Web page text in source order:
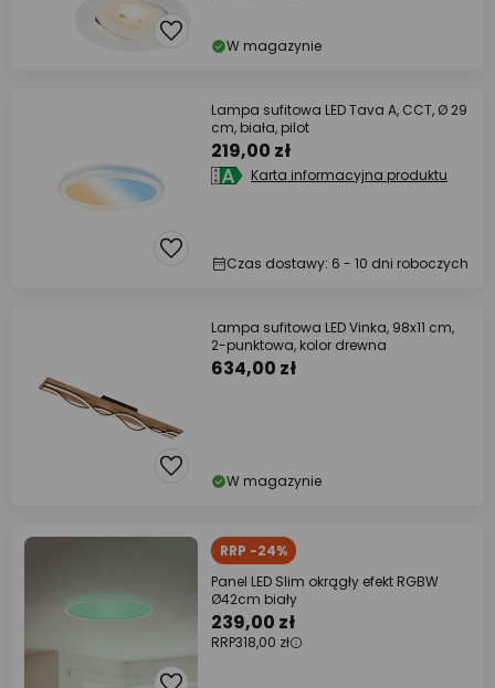
W magazynie
Lampa sufitowa LED Tava A, CCT, Ø 29
cm, biała, pilot
219,00 zł
Karta informacyjna produktu
Czas dostawy: 6 - 10 dni roboczych
Lampa sufitowa LED Vinka, 98x11 cm,
2-punktowa, kolor drewna
634,00 zł
W magazynie
RRP -24%
Panel LED Slim okrągły efekt RGBW
Ø42cm biały
239,00 zł
RRP318,00 zł